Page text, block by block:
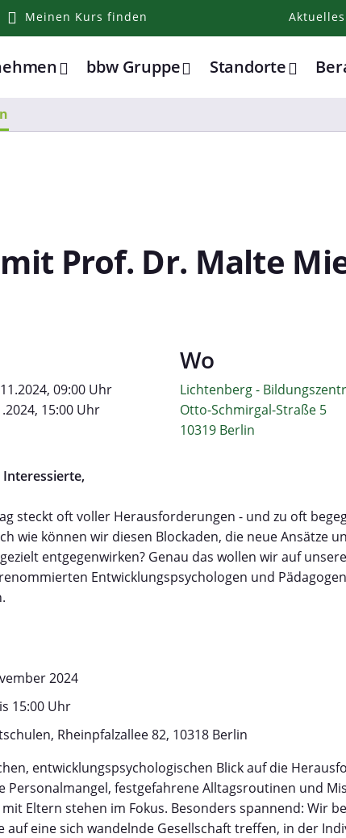
Meinen Kurs finden Aktuelles
bbw Gruppe Standorte
Prof. Dr. Malte
09:00 Uhr
15:00 Uhr
Wo
Lichtenberg -
Otto-Schmirgal-Straße 5
10319 Berlin
steckt oft voller Herausforderungen - und zu oft
wie können wir diesen Blockaden, die neue Ansätze
entgegenwirken? Genau das wollen wir auf
Entwicklungspsychologen und
2024
15:00 Uhr
Rheinpfalzallee 82, 10318 Berlin
entwicklungspsychologischen Blick auf die
Personalmangel, festgefahrene Alltagsroutinen und
Eltern stehen im Fokus. Besonders spannend: Wir
eine sich wandelnde Gesellschaft treffen, in der